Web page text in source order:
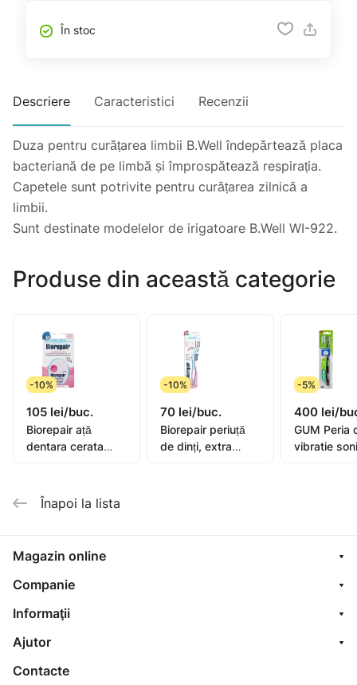
În stoc
Descriere Caracteristici Recenzii
Duza pentru curățarea limbii B.Well îndepărtează placa
bacteriană de pe limbă și împrospătează respirația.
Capetele sunt potrivite pentru curățarea zilnică a
limbii.
Sunt destinate modelelor de irigatoare B.Well WI-922.
Produse din această categorie
-10%
105 lei/buc.
Biorepair ață
dentara cerata
-10%
70 lei/buc.
Biorepair periuță
de dinți, extra
-5%
400 lei/
GUM Peria
vibratie
Înapoi la lista
Magazin online
Companie
Informaţii
Ajutor
Contacte